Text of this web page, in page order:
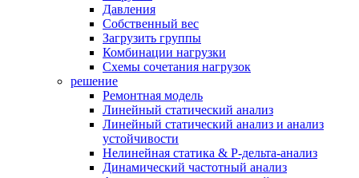
Давления
Собственный вес
Загрузить группы
Комбинации нагрузки
Схемы сочетания нагрузок
решение
Ремонтная модель
Линейный статический анализ
Линейный статический анализ и анализ
устойчивости
Нелинейная статика & P-дельта-анализ
Динамический частотный анализ